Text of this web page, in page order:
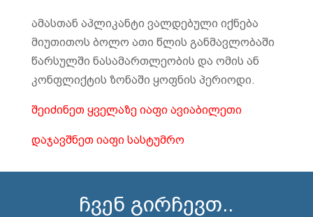
ამასთან აპლიკანტი ვალდებული იქნება
მიუთითოს ბოლო ათი წლის განმავლობაში
წარსულში ნასამართლეობის და ომის ან
კონფლიქტის ზონაში ყოფნის პერიოდი.
შეიძინეთ ყველაზე იაფი ავიაბილეთი
დაჯავშნეთ იაფი სასტუმრო
ჩვენ გირჩევთ..